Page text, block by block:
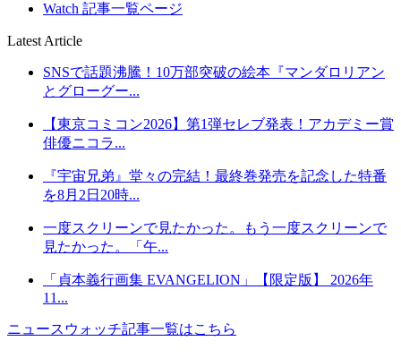
Watch 記事一覧ページ
Latest Article
SNSで話題沸騰！10万部突破の絵本『マンダロリアン
とグローグー...
【東京コミコン2026】第1弾セレブ発表！アカデミー賞
俳優ニコラ...
『宇宙兄弟』堂々の完結！最終巻発売を記念した特番
を8月2日20時...
一度スクリーンで見たかった。もう一度スクリーンで
見たかった。「午...
「貞本義行画集 EVANGELION」【限定版】 2026年
11...
ニュースウォッチ記事一覧はこちら